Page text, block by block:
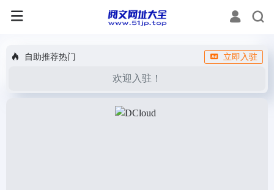
自助推荐热门 立即入驻
欢迎入驻！